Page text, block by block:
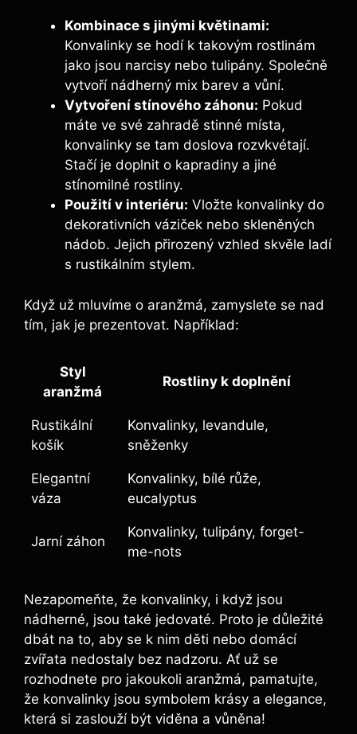
Kombinace s jinými květinami:
Konvalinky se hodí k takovým rostlinám
jako jsou narcisy nebo tulipány. Společně
vytvoří nádherný mix barev a vůní.
Vytvoření stínového záhonu: Pokud
máte ve své zahradě stinné místa,
konvalinky se tam doslova rozvkvétají.
Stačí je doplnit o kapradiny a jiné
stínomilné rostliny.
Použití v interiéru: Vložte konvalinky do
dekorativních váziček nebo skleněných
nádob. Jejich přirozený vzhled skvěle ladí
s rustikálním stylem.
Když už mluvíme o aranžmá, zamyslete se nad
tím, jak je prezentovat. Například:
Styl
aranžmá
Rostliny k doplnění
Rustikální
košík
Konvalinky, levandule,
sněženky
Elegantní
váza
Konvalinky, bílé růže,
eucalyptus
Jarní záhon
Konvalinky, tulipány, forget-
me-nots
Nezapomeňte, že konvalinky, i když jsou
nádherné, jsou také jedovaté. Proto je důležité
dbát na to, aby se k nim děti nebo domácí
zvířata nedostaly bez nadzoru. Ať už se
rozhodnete pro jakoukoli aranžmá, pamatujte,
že konvalinky jsou symbolem krásy a elegance,
která si zaslouží být viděna a vůněna!